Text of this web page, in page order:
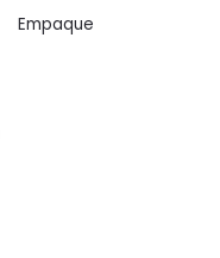
Empaque